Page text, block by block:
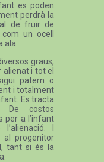
es poden
perdrà la
de fruir de
un ocell
ala.
graus,
alienat i tot el
patern o
i totalment
Es tracta
De costos
per a l’infant
I
progenitor
tant si és la